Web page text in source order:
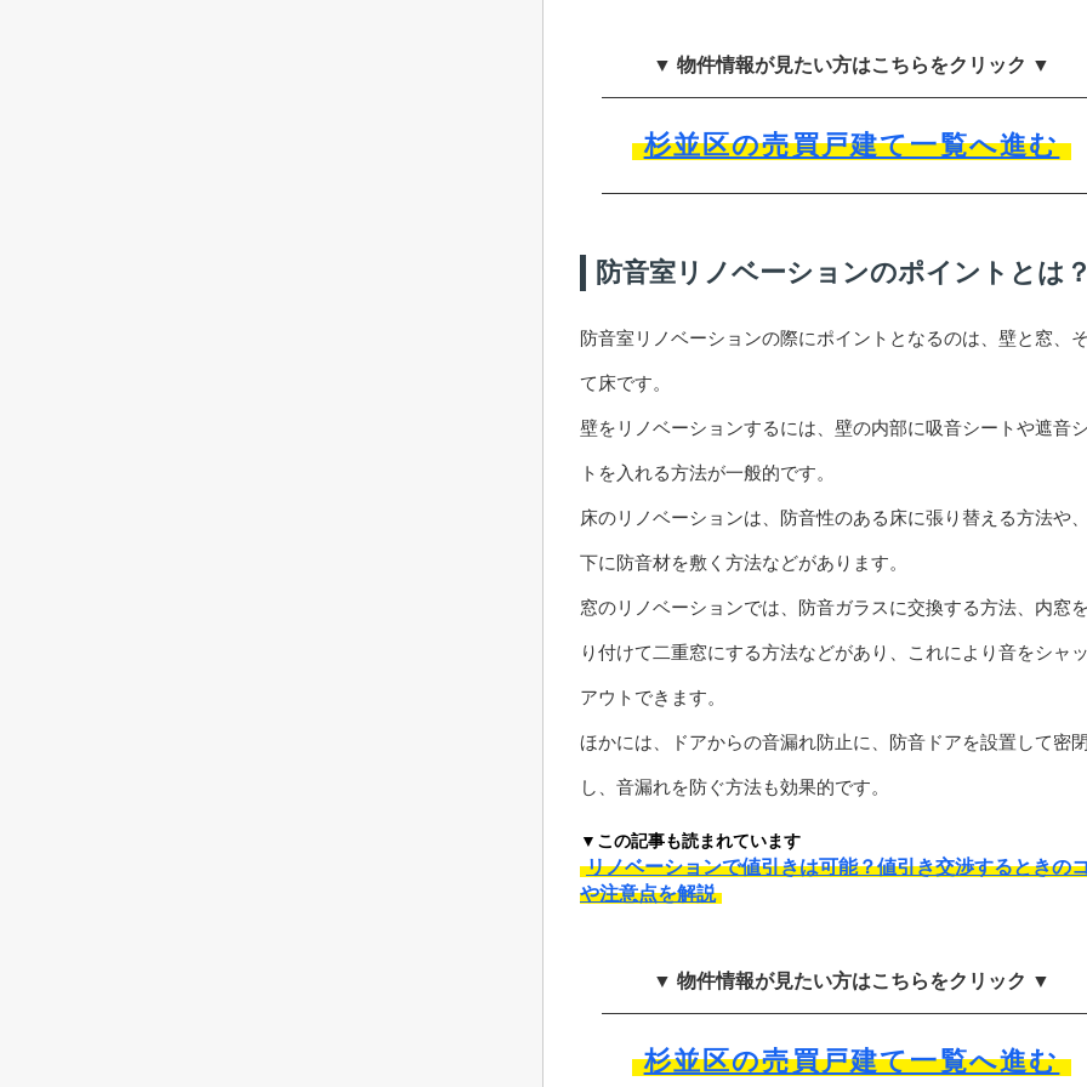
▼ 物件情報が見たい方はこちらをクリック ▼
杉並区の売買戸建て一覧へ進む
防音室リノベーションのポイントとは？
防音室リノベーションの際にポイントとなるのは、壁と窓、
て床です。
壁をリノベーションするには、壁の内部に吸音シートや遮音
トを入れる方法が一般的です。
床のリノベーションは、防音性のある床に張り替える方法や
下に防音材を敷く方法などがあります。
窓のリノベーションでは、防音ガラスに交換する方法、内窓
り付けて二重窓にする方法などがあり、これにより音をシャ
アウトできます。
ほかには、ドアからの音漏れ防止に、防音ドアを設置して密閉
し、音漏れを防ぐ方法も効果的です。
▼この記事も読まれています
リノベーションで値引きは可能？値引き交渉するときの
や注意点を解説
▼ 物件情報が見たい方はこちらをクリック ▼
杉並区の売買戸建て一覧へ進む